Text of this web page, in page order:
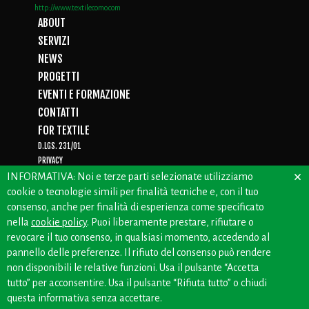
http://www.textilecomo.com
ABOUT
SERVIZI
NEWS
PROGETTI
EVENTI E FORMAZIONE
CONTATTI
FOR TEXTILE
D.LGS. 231/01
PRIVACY
WHISTLEBLOWING
CREDITS: OFFICINEBIANCHE
INFORMATIVA: Noi e terze parti selezionate utilizziamo
cookie o tecnologie simili per finalità tecniche e, con il tuo
consenso, anche per finalità di esperienza come specificato
nella cookie policy. Puoi liberamente prestare, rifiutare o
revocare il tuo consenso, in qualsiasi momento, accedendo al
pannello delle preferenze. Il rifiuto del consenso può rendere
non disponibili le relative funzioni. Usa il pulsante “Accetta
tutto” per acconsentire. Usa il pulsante “Rifiuta tutto” o chiudi
questa informativa senza accettare.
×